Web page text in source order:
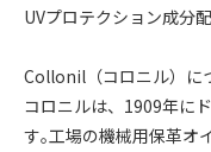
UVプロテクション成分配
Collonil（コロニル）に
コロニルは、1909年に
す｡工場の機械用保革オ